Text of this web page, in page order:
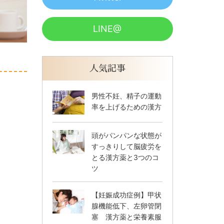
LINE@
人気記事
男性不妊、精子の運動
率を上げるための漢方
頭がパンパンな状態が
すっきりして脳疲労を
とる漢方薬と3つのコ
ツ
【妊娠成功症例】甲状
腺機能低下、左卵管閉
塞 漢方薬と栄養素服